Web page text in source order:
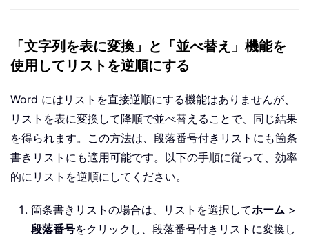
「文字列を表に変換」と「並べ替え」機能を
使用してリストを逆順にする
Word にはリストを直接逆順にする機能はありませんが、
リストを表に変換して降順で並べ替えることで、同じ結果
を得られます。この方法は、段落番号付きリストにも箇条
書きリストにも適用可能です。以下の手順に従って、効率
的にリストを逆順にしてください。
箇条書きリストの場合は、リストを選択してホーム >
段落番号をクリックし、段落番号付きリストに変換し